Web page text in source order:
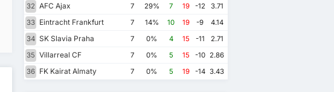
32 AFC Ajax 7 29% 7 19 -12
3.71
33 Eintracht Frankfurt 7 14% 10 19 -9
4.14
34 SK Slavia Praha 7 0% 4 15 -11
2.71
35 Villarreal CF 7 0% 5 15 -10 2.86
36 FK Kairat Almaty 7 0% 5 19 -14 3.43